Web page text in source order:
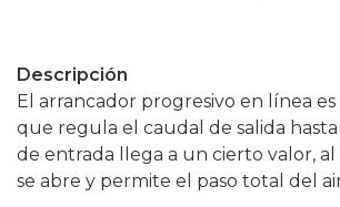
Descripción
El arrancador progresivo en línea
que regula el caudal de salida
de entrada llega a un cierto valor,
se abre y permite el paso total del